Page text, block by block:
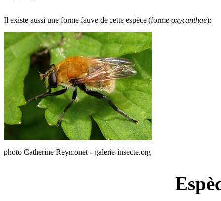
Il existe aussi une forme fauve de cette espèce (forme oxycanthae):
photo Catherine Reymonet - galerie-insecte.org